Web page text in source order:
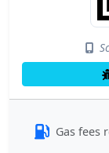
Gas fees